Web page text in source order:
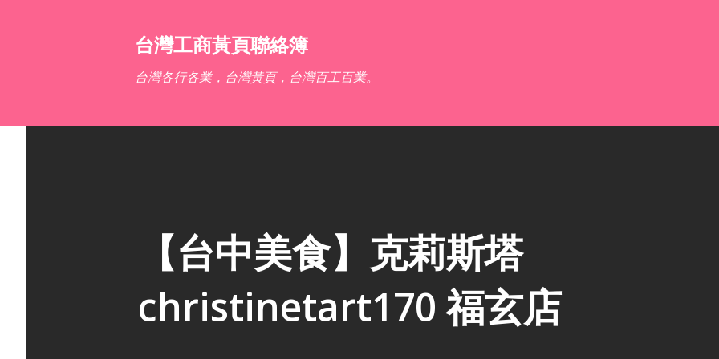
台灣工商黃頁聯絡簿
台灣各行各業，台灣黃頁，台灣百工百業。
【台中美食】克莉斯塔
christinetart170 福玄店